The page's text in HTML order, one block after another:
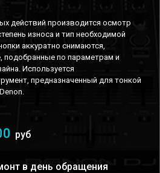
действий производится осмотр
износа и тип необходимой
аккуратно снимаются,
подобранные по параметрам и
Используется
предназначенный для тонкой
руб
в день обращения